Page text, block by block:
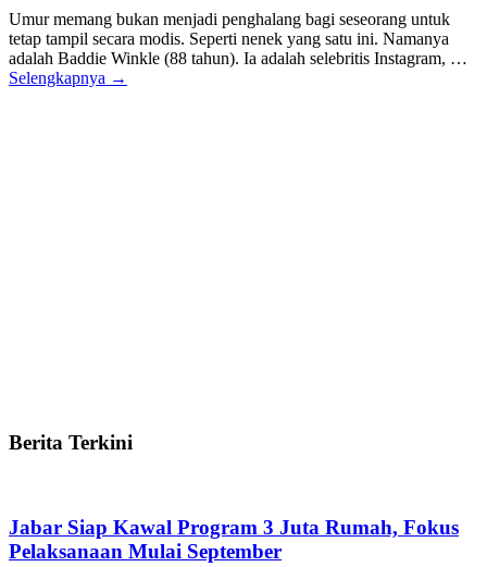
Umur memang bukan menjadi penghalang bagi seseorang untuk
tetap tampil secara modis. Seperti nenek yang satu ini. Namanya
adalah Baddie Winkle (88 tahun). Ia adalah selebritis Instagram, …
Selengkapnya →
Berita Terkini
Jabar Siap Kawal Program 3 Juta Rumah, Fokus
Pelaksanaan Mulai September